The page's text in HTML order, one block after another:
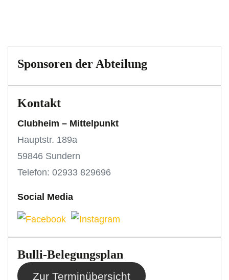
Sponsoren der Abteilung
Kontakt
Clubheim – Mittelpunkt
Hauptstr. 189a
59846 Sundern
Telefon: 02933 829696
Social Media
Bulli-Belegungsplan
Zur Terminübersicht